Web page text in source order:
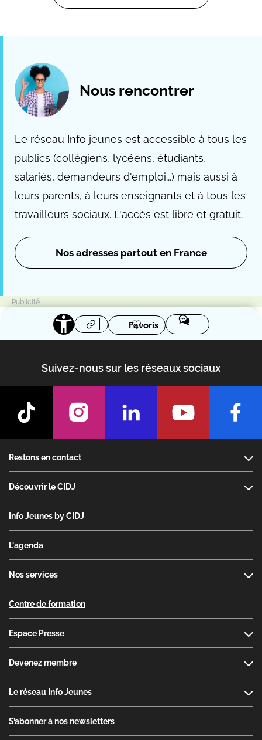
Nous rencontrer
Le réseau Info jeunes est accessible à tous les
publics (collégiens, lycéens, étudiants,
salariés, demandeurs d'emploi...) mais aussi à
leurs parents, à leurs enseignants et à tous les
travailleurs sociaux. L'accès est libre et gratuit.
Nos adresses partout en France
Favoris
Suivez-nous sur les réseaux sociaux
Restons en contact
Découvrir le CIDJ
Info Jeunes by CIDJ
L'agenda
Nos services
Centre de formation
Espace Presse
Devenez membre
Le réseau Info Jeunes
S’abonner à nos newsletters